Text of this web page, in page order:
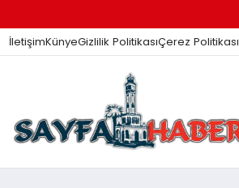
İletişimKünyeGizlilik PolitikasıÇerez Politikası